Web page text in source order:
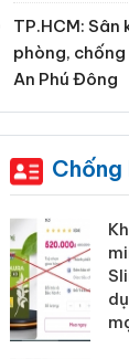
TP.HCM:
phòng,
An Phú Đông
Chống